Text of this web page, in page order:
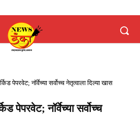
पेपरवेट; नॉर्वेच्या सर्वोच्च नेतृत्वाला दिल्या खास
पेपरवेट; नॉर्वेच्या सर्वोच्च